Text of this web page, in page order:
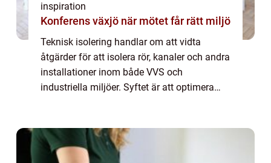
inspiration
Konferens växjö när mötet får rätt miljö
Teknisk isolering handlar om att vidta
åtgärder för att isolera rör, kanaler och andra
installationer inom både VVS och
industriella miljöer. Syftet är att optimera